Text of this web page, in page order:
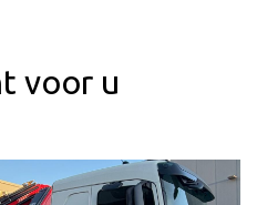
voor u